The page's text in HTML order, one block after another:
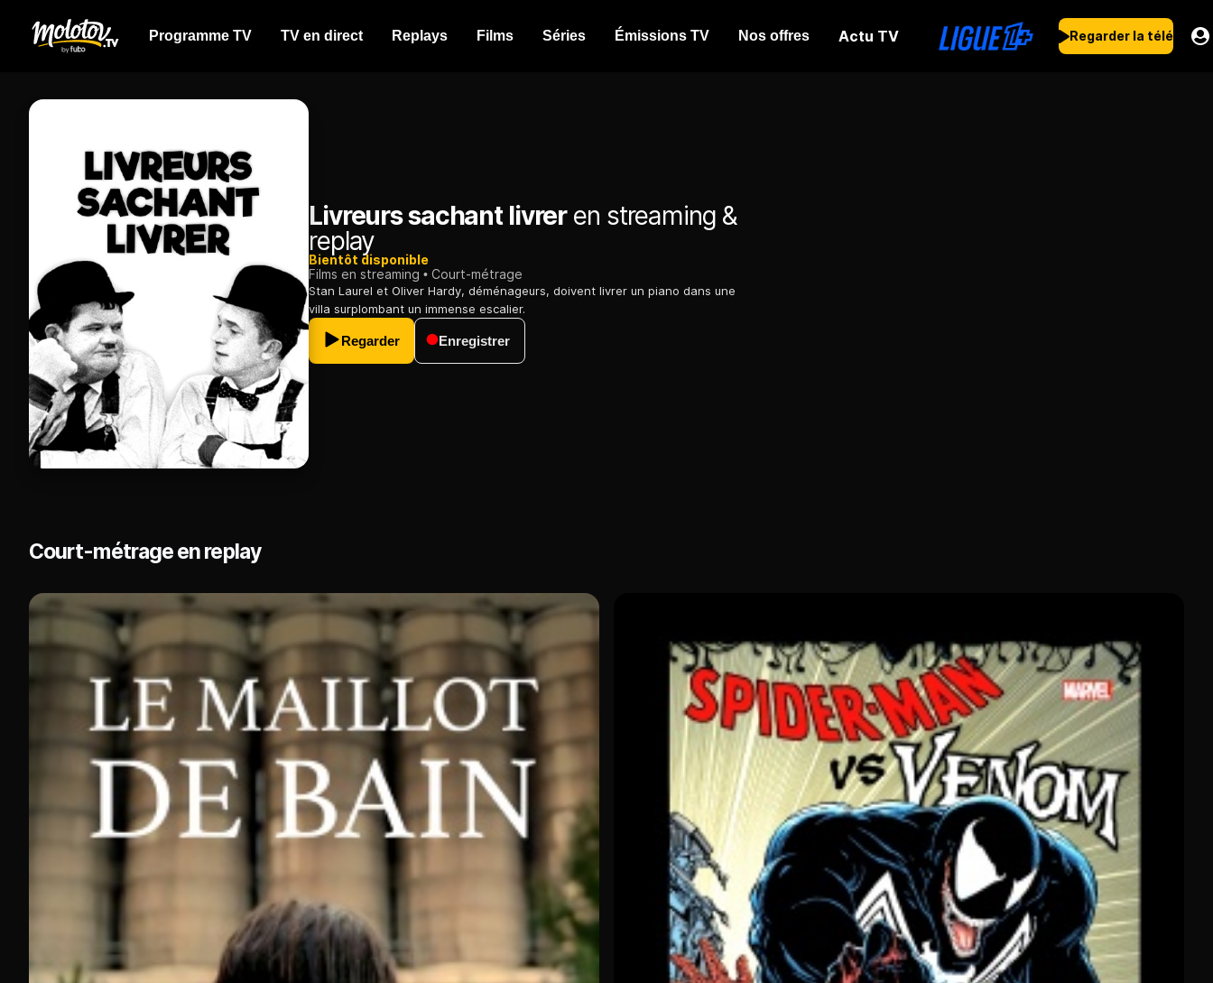
Programme TV TV en direct Replays Films Séries Émissions TV Nos offres Actu TV Regarder la télé
Livreurs sachant livreren streaming &
replay
Bientôt disponible
Films en streaming
Court-métrage
Stan Laurel et Oliver Hardy, déménageurs, doivent livrer un piano dans une
villa surplombant un immense escalier.
Regarder Enregistrer
Court-métrage en replay